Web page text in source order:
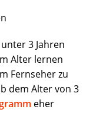
3 Jahren
Alter lernen
Fernseher zu
dem Alter von 3
eher